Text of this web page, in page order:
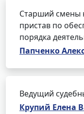
Старший смены
пристав по
порядка
Папченко
Ведущий
Крупий Елена